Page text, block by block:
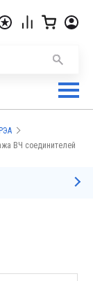
ВЧ соединителей